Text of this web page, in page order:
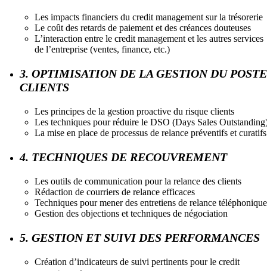
Les impacts financiers du credit management sur la trésorerie
Le coût des retards de paiement et des créances douteuses
L’interaction entre le credit management et les autres services
de l’entreprise (ventes, finance, etc.)
3. OPTIMISATION DE LA GESTION DU POSTE
CLIENTS
Les principes de la gestion proactive du risque clients
Les techniques pour réduire le DSO (Days Sales
La mise en place de processus de relance préventifs et curatifs
4. TECHNIQUES DE RECOUVREMENT
Les outils de communication pour la relance des clients
Rédaction de courriers de relance efficaces
Techniques pour mener des entretiens de relance
Gestion des objections et techniques de négociation
5. GESTION ET SUIVI DES PERFORMANCES
Création d’indicateurs de suivi pertinents pour le credit